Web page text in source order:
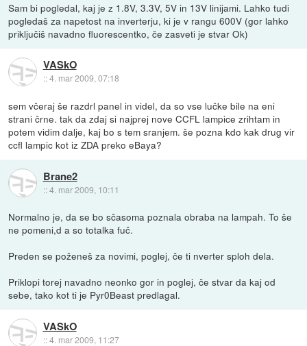
Sam bi pogledal, kaj je z 1.8V, 3.3V, 5V in 13V linijami. Lahko tudi
pogledaš za napetost na inverterju, ki je v rangu 600V (gor lahko
priključiš navadno fluorescentko, če zasveti je stvar Ok)
VASkO
::4. mar 2009, 07:18
sem včeraj še razdrl panel in videl, da so vse lučke bile na eni
strani črne. tak da zdaj si najprej nove CCFL lampice zrihtam in
potem vidim dalje, kaj bo s tem sranjem. še pozna kdo kak drug vir
ccfl lampic kot iz ZDA preko eBaya?
Brane2
::4. mar 2009, 10:11
Normalno je, da se bo sčasoma poznala obraba na lampah. To še
ne pomeni,d a so totalka fuč.
Preden se poženeš za novimi, poglej, če ti nverter sploh dela.
Priklopi torej navadno neonko gor in poglej, če stvar da kaj od
sebe, tako kot ti je Pyr0Beast predlagal.
VASkO
::4. mar 2009, 11:27